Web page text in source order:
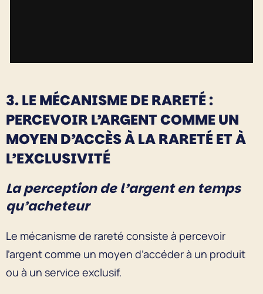
3. LE MÉCANISME DE RARETÉ :
PERCEVOIR L’ARGENT COMME UN
MOYEN D’ACCÈS À LA RARETÉ ET À
L’EXCLUSIVITÉ
La perception de l’argent en temps
qu’acheteur
Le mécanisme de rareté consiste à percevoir
l’argent comme un moyen d’accéder à un produit
ou à un service exclusif.